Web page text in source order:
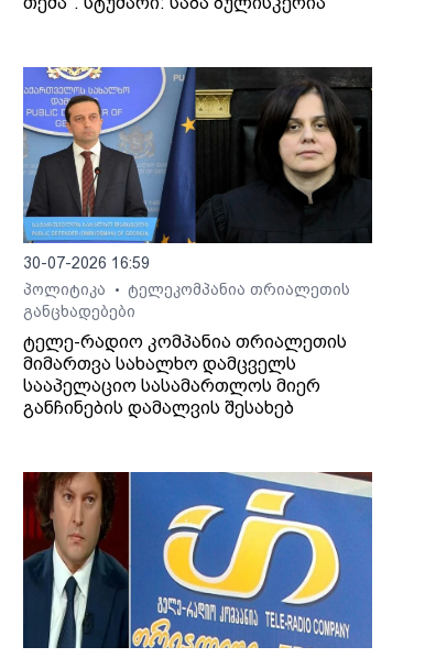
30-07-2026 16:59
პოლიტიკა
•
ტელეკომპანია თრიალეთის
განცხადებები
ტელე-რადიო კომპანია თრიალეთის
მიმართვა სახალხო დამცველს
სააპელაციო სასამართლოს მიერ
განჩინების დამალვის შესახებ